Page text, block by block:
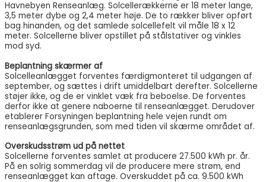
Havnebyen Renseanlæg. Solcellerækkerne er 18 meter lange,
3,5 meter dybe og 2,4 meter høje. De to rækker bliver opført
bag hinanden, og det samlede solcellefelt vil måle 18 x 12
meter. Solcellerne bliver opstillet på stålstativer og vinkles
mod syd.
Beplantning skærmer af
Solcelleanlægget forventes færdigmonteret til udgangen af
september, og sættes i drift umiddelbart derefter. Solcellerne
støjer ikke, og de er vinklet væk fra beboelse. De forventes
derfor ikke at genere naboerne til renseanlægget. Derudover
etablerer Forsyningen beplantning hele vejen rundt om
renseanlægsgrunden, som med tiden vil skærme området af.
Overskudsstrøm ud på nettet
Solcellerne forventes samlet at producere 27.500 kWh pr. år.
På en solrig sommerdag vil de producere mere strøm, end
renseanlægget kan aftage. Overskuddet på ca. 9.500 kWh